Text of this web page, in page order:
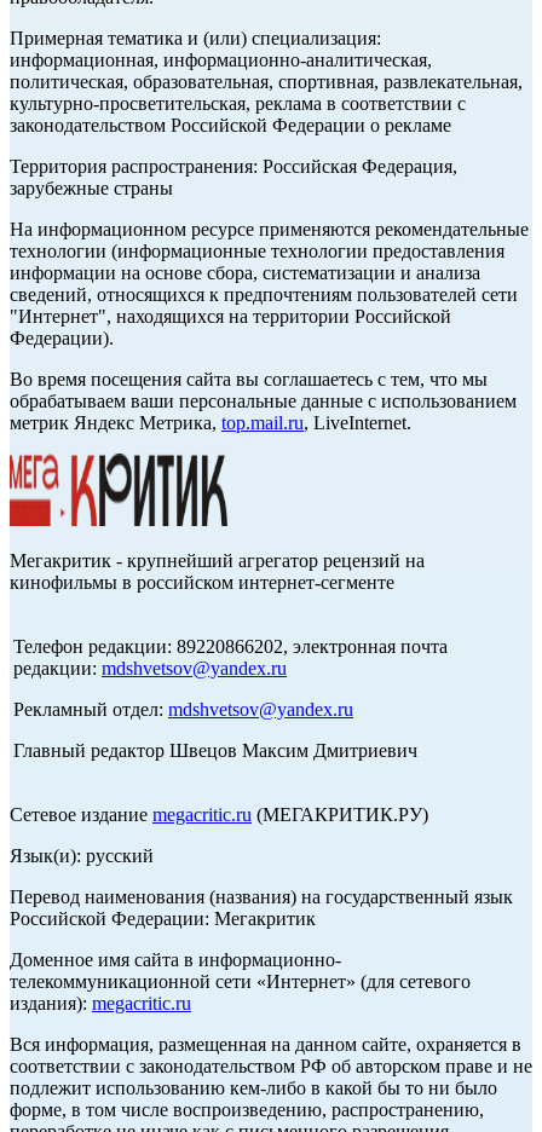
Примерная тематика и (или) специализация:
информационная, информационно-аналитическая,
политическая, образовательная, спортивная, развлекательная,
культурно-просветительская, реклама в соответствии с
законодательством Российской Федерации о рекламе
Территория распространения: Российская Федерация,
зарубежные страны
На информационном ресурсе применяются рекомендательные
технологии (информационные технологии предоставления
информации на основе сбора, систематизации и анализа
сведений, относящихся к предпочтениям пользователей сети
"Интернет", находящихся на территории Российской
Федерации).
Во время посещения сайта вы соглашаетесь с тем, что мы
обрабатываем ваши персональные данные с использованием
метрик Яндекс Метрика, top.mail.ru, LiveInternet.
Мегакритик - крупнейший агрегатор рецензий на
кинофильмы в российском интернет-сегменте
Телефон редакции: 89220866202, электронная почта
редакции: mdshvetsov@yandex.ru
Рекламный отдел: mdshvetsov@yandex.ru
Главный редактор Швецов Максим Дмитриевич
Сетевое издание megacritic.ru (МЕГАКРИТИК.РУ)
Язык(и): русский
Перевод наименования (названия) на государственный язык
Российской Федерации: Мегакритик
Доменное имя сайта в информационно-
телекоммуникационной сети «Интернет» (для сетевого
издания): megacritic.ru
Вся информация, размещенная на данном сайте, охраняется в
соответствии с законодательством РФ об авторском праве и не
подлежит использованию кем-либо в какой бы то ни было
форме, в том числе воспроизведению, распространению,